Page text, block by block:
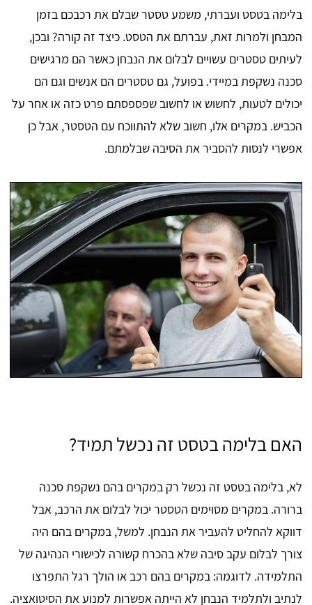
בלימה בטסט ועברתי, משמע טסטר שבלם את רכבכם בזמן
המבחן ולמרות זאת, עברתם את הטסט. כיצד זה קורה? ובכן,
לעיתים טסטרים עשויים לבלום את הנבחן כאשר הם מרגישים
סכנה נשקפת במיידי. בפועל, גם טסטרים הם אנשים וגם הם
יכולים לטעות, לחשוש או לחשוב שפספסתם פרט כזה או אחר על
הכביש. במקרים אלו, חשוב שלא להתווכח עם הטסטר, אבל כן
אפשרי לנסות להסביר את הסיבה שבלמתם.
האם בלימה בטסט זה נכשל תמיד?
לא, בלימה בטסט זה נכשל רק במקרים בהם נשקפת סכנה
ברורה. במקרים מסוימים הטסטר יכול לבלום את הרכב, אבל
דווקא להחליט להעביר את הנבחן. למשל, במקרים בהם היה
צורך לבלום עקב סיבה שלא בהכרח קשורה לכישורי הנהיגה של
התלמידה. לדוגמה: במקרים בהם רכב או הולך רגל התפרצו
לנתיב ולתלמיד הנבחן לא הייתה אפשרות למנוע את הסיטואציה.